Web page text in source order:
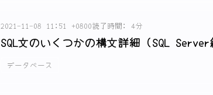
2021-11-08 11:51 +0800読了時間: 4分
SQL文のいくつかの構文詳細 (SQL
データベース